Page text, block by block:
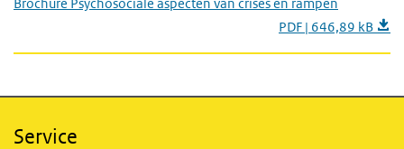
PDF | 646,89 kB
Service